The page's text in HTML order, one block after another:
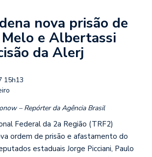
nova prisão de
Melo e Albertassi
da Alerj
15h13
– Repórter da Agência Brasil
Federal da 2a Região (TRF2)
ordem de prisão e afastamento do
estaduais Jorge Picciani, Paulo